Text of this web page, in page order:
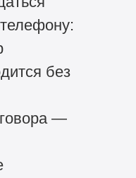
без
—